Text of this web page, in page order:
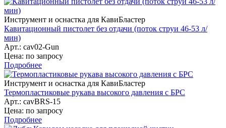
Инструмент и оснастка для КавиБластер
Кавитационный пистолет без отдачи (поток струи 46-53 л/
мин)
Арт.: cav02-Gun
Цена: по запросу
Подробнее
Инструмент и оснастка для КавиБластер
Термопластиковые рукава высокого давления с БРС
Арт.: cavBRS-15
Цена: по запросу
Подробнее